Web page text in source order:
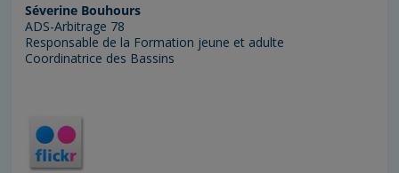
Séverine Bouhours
ADS-Arbitrage 78
Responsable de la Formation jeune et adulte
Coordinatrice des Bassins